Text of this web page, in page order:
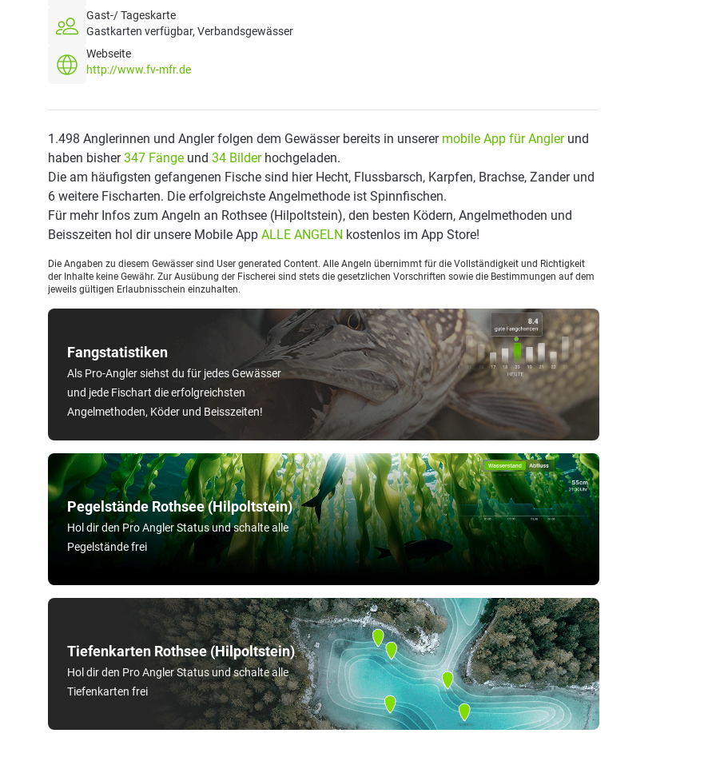
Gast-/ Tageskarte
Gastkarten verfügbar, Verbandsgewässer
Webseite
http://www.fv-mfr.de
Tiefenkarten Rothsee (Hilpoltstein)
Hol dir den Pro Angler Status und schalte alle
Tiefenkarten frei
Pegelstände Rothsee (Hilpoltstein)
Hol dir den Pro Angler Status und schalte alle
Pegelstände frei
Fangstatistiken
Als Pro-Angler siehst du für jedes Gewässer
und jede Fischart die erfolgreichsten
Angelmethoden, Köder und Beisszeiten!
1.498 Anglerinnen und Angler folgen dem Gewässer bereits in unserer mobile App für Anglerund
haben bisher347 Fänge und 34 Bilderhochgeladen.
Die am häufigsten gefangenen Fische sind hier Hecht, Flussbarsch, Karpfen, Brachse, Zander und
6 weitere Fischarten. Die erfolgreichste Angelmethode ist Spinnfischen.
Für mehr Infos zum Angeln an Rothsee (Hilpoltstein), den besten Ködern, Angelmethoden und
Beisszeiten hol dir unsere Mobile App ALLE ANGELN kostenlos im App Store!
Die Angaben zu diesem Gewässer sind User generated Content. Alle Angeln übernimmt für die Vollständigkeit und Richtigkeit
der Inhalte keine Gewähr. Zur Ausübung der Fischerei sind stets die gesetzlichen Vorschriften sowie die Bestimmungen auf dem
jeweils gültigen Erlaubnisschein einzuhalten.